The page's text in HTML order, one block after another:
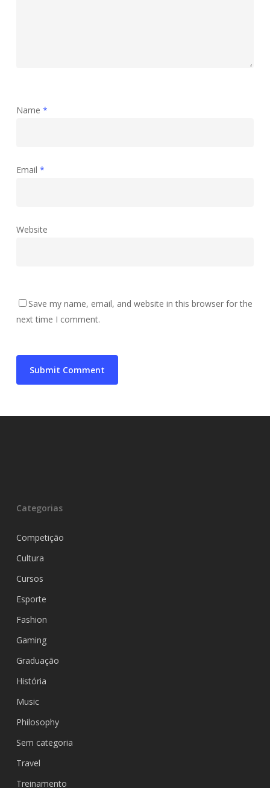
Name *
Email *
Website
Save my name, email, and website in this browser for the
next time I comment.
Categorias
Competição
Cultura
Cursos
Esporte
Fashion
Gaming
Graduação
História
Music
Philosophy
Sem categoria
Travel
Treinamento